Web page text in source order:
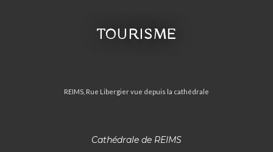
TOURISME
REIMS, Rue Libergier vue depuis la cathédrale
Cathédrale de REIMS